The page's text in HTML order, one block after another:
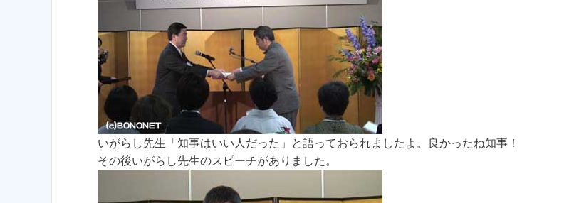
いがらし先生「知事はいい人だった」と語っておられましたよ。良かったね知事！
その後いがらし先生のスピーチがありました。